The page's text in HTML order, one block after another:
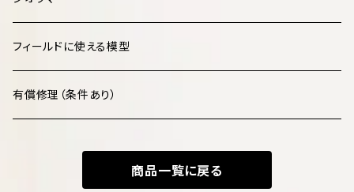
鳥類 Aves
爬虫類 Reptilia
フィールドに使える模型
有償修理（条件あり）
商品一覧に戻る